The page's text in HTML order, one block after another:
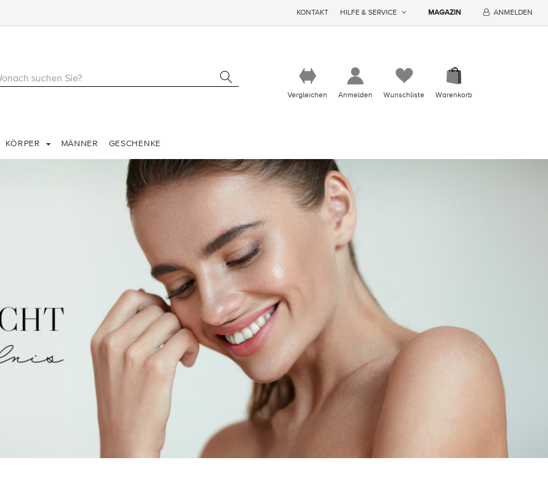
KONTAKT HILFE & SERVICE MAGAZIN ANMELDEN
Vergleichen Anmelden Wunschliste Warenkorb
KÖRPER MÄNNER GESCHENKE